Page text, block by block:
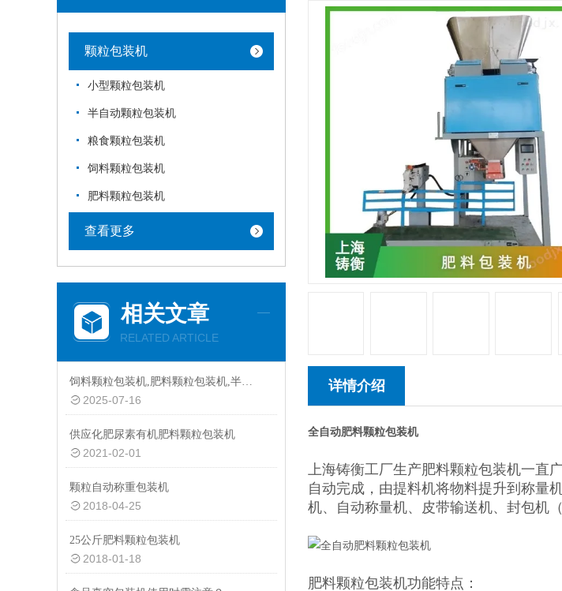
颗粒包装机
小型颗粒包装机
半自动颗粒包装机
粮食颗粒包装机
饲料颗粒包装机
肥料颗粒包装机
查看更多
相关文章
RELATED ARTICLE
饲料颗粒包装机,肥料颗粒包装机,半自动颗粒包装机厂家
2025-07-16
供应化肥尿素有机肥料颗粒包装机
2021-02-01
颗粒自动称重包装机
2018-04-25
25公斤肥料颗粒包装机
2018-01-18
详情介绍
全自动肥料颗粒包装机
上海铸衡工厂生产肥料颗粒包装机一直
自动完成，由提料机将物料提升到称量
机、自动称量机、皮带输送机、封包机
肥料颗粒包装机功能特点：